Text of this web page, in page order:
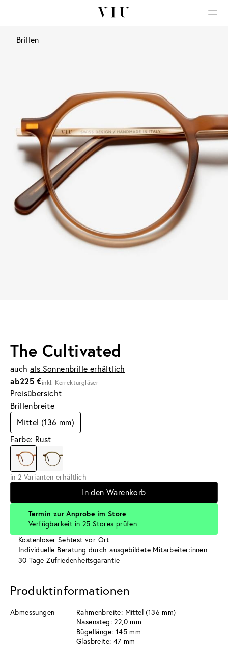
Brillen
The Cultivated
auch als Sonnenbrille erhältlich
ab225 €inkl. Korrekturgläser
Preisübersicht
Brillenbreite
Mittel (136 mm)
Farbe: Rust
in 2 Varianten erhältlich
In den Warenkorb
Termin zur Anprobe im Store
Verfügbarkeit in 25 Stores prüfen
Kostenloser Sehtest vor Ort
Individuelle Beratung durch ausgebildete Mitarbeiter:innen
30 Tage Zufriedenheitsgarantie
Produktinformationen
Abmessungen
Rahmenbreite: Mittel (136 mm)
Nasensteg: 22,0 mm
Bügellänge: 145 mm
Glasbreite: 47 mm